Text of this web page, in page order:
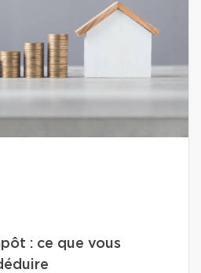
: ce que vous